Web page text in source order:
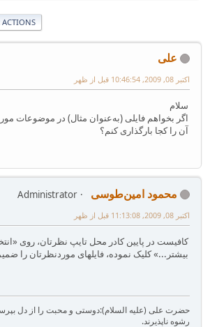
ACTIONS
علی
اکتبر 08, 2009, 10:46:54 قبل از ظهر
سلام
اگر بخواهم فایلی (به‌عنوان مثال) در موضوعات
آن را کجا بارگذاری کنم؟
محمود امین‌طوسی
Administrator
اکتبر 08, 2009, 11:13:08 قبل از ظهر
کافیست در پایین کادر محل تایپ نظرتان، روی
بیشتر...» کلیک نموده، فایلهای موردنظرتان را
حضرت علی (علیه السلام):دوستی و محبت را از دل
رشوه ناپذیرند.